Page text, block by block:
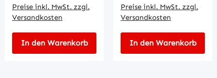
Preise inkl. MwSt. zzgl.
Versandkosten
In den Warenkorb
Preise inkl. MwSt. zzgl.
Versandkosten
In den Warenkorb